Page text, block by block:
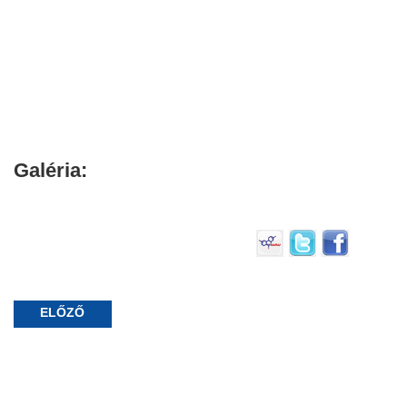
Galéria:
ELŐZŐ